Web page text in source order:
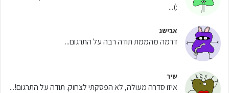
:)...
אבישג
דרמה מהממת תודה רבה על התרגום...
שיר
איזו סדרה מעולה, לא הפסקתי לצחוק. תודה על התרגום!...